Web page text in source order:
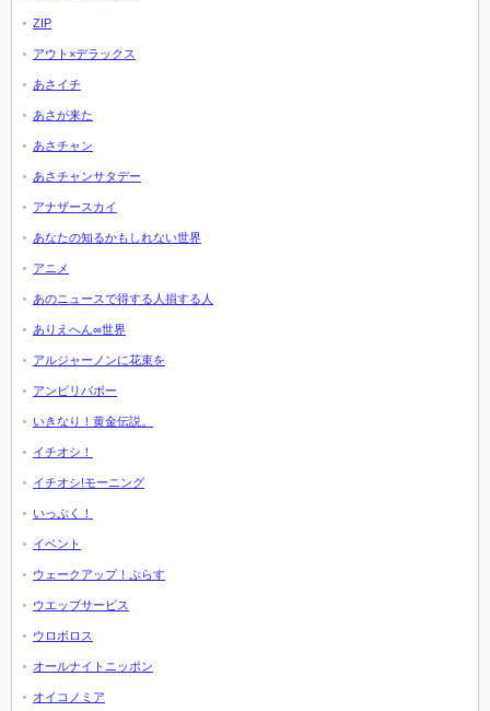
ZIP
アウト×デラックス
あさイチ
あさが来た
あさチャン
あさチャンサタデー
アナザースカイ
あなたの知るかもしれない世界
アニメ
あのニュースで得する人損する人
ありえへん∞世界
アルジャーノンに花束を
アンビリバボー
いきなり！黄金伝説。
イチオシ！
イチオシ!モーニング
いっぷく！
イベント
ウェークアップ！ぷらす
ウエッブサービス
ウロボロス
オールナイトニッポン
オイコノミア